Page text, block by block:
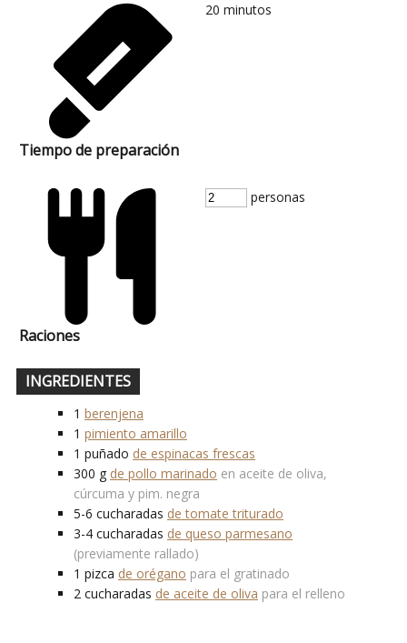
Tiempo de preparación
20 minutos
Raciones
personas
INGREDIENTES
1 berenjena
1 pimiento amarillo
1 puñado de espinacas frescas
300 g de pollo marinado en aceite de oliva,
cúrcuma y pim. negra
5-6 cucharadas de tomate triturado
3-4 cucharadas de queso parmesano
(previamente rallado)
1 pizca de orégano para el gratinado
2 cucharadas de aceite de oliva para el relleno